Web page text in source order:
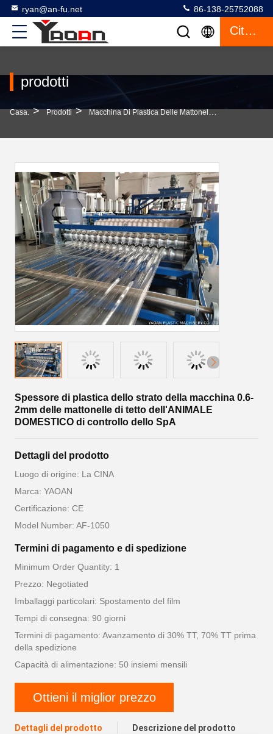
ryan@an-fu.net 86-138-25752088
Citazione
prodotti
Casa. > Prodotti > Macchina Di Plastica Delle Mattonelle Di Tetto >
Spessore di plastica dello strato della macchina 0.6-
2mm delle mattonelle di tetto dell'ANIMALE
DOMESTICO di controllo dello SpA
Dettagli del prodotto
Luogo di origine: La CINA
Marca: YAOAN
Certificazione: CE
Model Number: AF-1050
Termini di pagamento e di spedizione
Minimum Order Quantity: 1
Prezzo: Negotiated
Imballaggi particolari: Spostamento del film
Tempi di consegna: 90 giorni
Termini di pagamento: Avanzamento di 30% TT, 70% TT prima
della spedizione
Capacità di alimentazione: 50 insiemi mensili
Ottieni il miglior prezzo
Dettagli del prodotto Descrizione del prodotto